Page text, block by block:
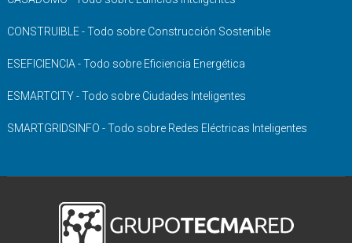
CONSTRUIBLE - Todo sobre Construcción Sostenible
ESEFICIENCIA - Todo sobre Eficiencia Energética
ESMARTCITY - Todo sobre Ciudades Inteligentes
SMARTGRIDSINFO - Todo sobre Redes Eléctricas Inteligentes